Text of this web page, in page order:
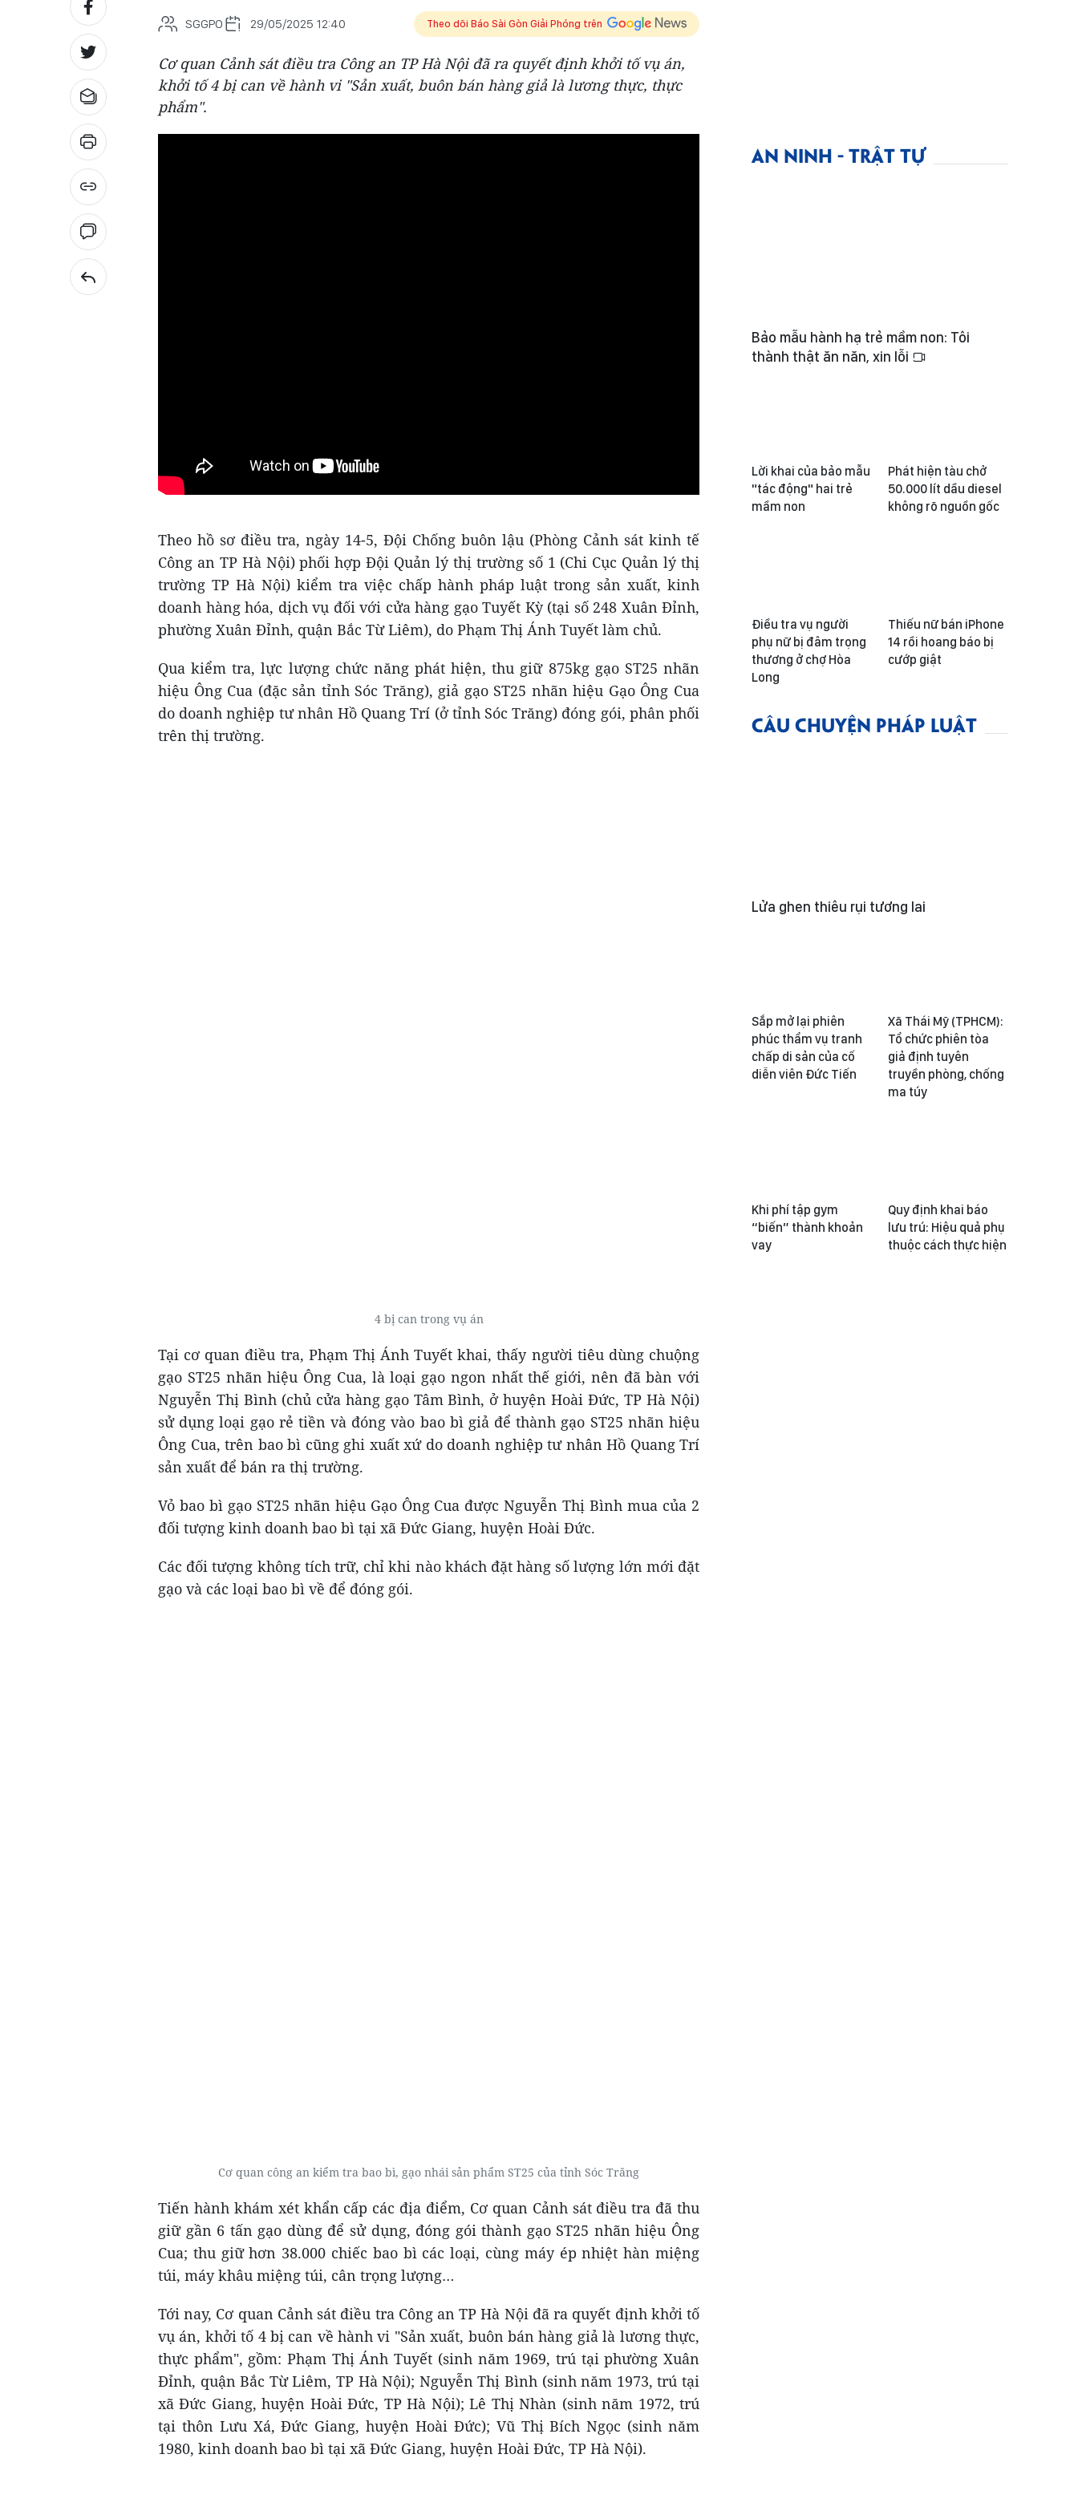
SGGPO 29/05/2025 12:40 Theo dõi Báo Sài Gòn Giải Phóng trên
Cơ quan Cảnh sát điều tra Công an TP Hà Nội đã ra quyết định khởi tố vụ án,
khởi tố 4 bị can về hành vi "Sản xuất, buôn bán hàng giả là lương thực, thực
phẩm".
Theo hồ sơ điều tra, ngày 14-5, Đội Chống buôn lậu (Phòng Cảnh sát kinh tế
Công an TP Hà Nội) phối hợp Đội Quản lý thị trường số 1 (Chi Cục Quản lý thị
trường TP Hà Nội) kiểm tra việc chấp hành pháp luật trong sản xuất, kinh
doanh hàng hóa, dịch vụ đối với cửa hàng gạo Tuyết Kỳ (tại số 248 Xuân Đỉnh,
phường Xuân Đỉnh, quận Bắc Từ Liêm), do Phạm Thị Ánh Tuyết làm chủ.
Qua kiểm tra, lực lượng chức năng phát hiện, thu giữ 875kg gạo ST25 nhãn
hiệu Ông Cua (đặc sản tỉnh Sóc Trăng), giả gạo ST25 nhãn hiệu Gạo Ông Cua
do doanh nghiệp tư nhân Hồ Quang Trí (ở tỉnh Sóc Trăng) đóng gói, phân phối
trên thị trường.
4 bị can trong vụ án
Tại cơ quan điều tra, Phạm Thị Ánh Tuyết khai, thấy người tiêu dùng chuộng
gạo ST25 nhãn hiệu Ông Cua, là loại gạo ngon nhất thế giới, nên đã bàn với
Nguyễn Thị Bình (chủ cửa hàng gạo Tâm Bình, ở huyện Hoài Đức, TP Hà Nội)
sử dụng loại gạo rẻ tiền và đóng vào bao bì giả để thành gạo ST25 nhãn hiệu
Ông Cua, trên bao bì cũng ghi xuất xứ do doanh nghiệp tư nhân Hồ Quang Trí
sản xuất để bán ra thị trường.
Vỏ bao bì gạo ST25 nhãn hiệu Gạo Ông Cua được Nguyễn Thị Bình mua của 2
đối tượng kinh doanh bao bì tại xã Đức Giang, huyện Hoài Đức.
Các đối tượng không tích trữ, chỉ khi nào khách đặt hàng số lượng lớn mới đặt
gạo và các loại bao bì về để đóng gói.
Cơ quan công an kiểm tra bao bì, gạo nhái sản phẩm ST25 của tỉnh Sóc Trăng
Tiến hành khám xét khẩn cấp các địa điểm, Cơ quan Cảnh sát điều tra đã thu
giữ gần 6 tấn gạo dùng để sử dụng, đóng gói thành gạo ST25 nhãn hiệu Ông
Cua; thu giữ hơn 38.000 chiếc bao bì các loại, cùng máy ép nhiệt hàn miệng
túi, máy khâu miệng túi, cân trọng lượng…
Tới nay, Cơ quan Cảnh sát điều tra Công an TP Hà Nội đã ra quyết định khởi tố
vụ án, khởi tố 4 bị can về hành vi "Sản xuất, buôn bán hàng giả là lương thực,
thực phẩm", gồm: Phạm Thị Ánh Tuyết (sinh năm 1969, trú tại phường Xuân
Đỉnh, quận Bắc Từ Liêm, TP Hà Nội); Nguyễn Thị Bình (sinh năm 1973, trú tại
xã Đức Giang, huyện Hoài Đức, TP Hà Nội); Lê Thị Nhàn (sinh năm 1972, trú
tại thôn Lưu Xá, Đức Giang, huyện Hoài Đức); Vũ Thị Bích Ngọc (sinh năm
1980, kinh doanh bao bì tại xã Đức Giang, huyện Hoài Đức, TP Hà Nội).
AN NINH - TRẬT TỰ
Bảo mẫu hành hạ trẻ mầm non: Tôi
thành thật ăn năn, xin lỗi
Lời khai của bảo mẫu
"tác động" hai trẻ
mầm non
Phát hiện tàu chở
50.000 lít dầu diesel
không rõ nguồn gốc
Điều tra vụ người
phụ nữ bị đâm trọng
thương ở chợ Hòa
Long
Thiếu nữ bán iPhone
14 rồi hoang báo bị
cướp giật
CÂU CHUYỆN PHÁP LUẬT
Lửa ghen thiêu rụi tương lai
Sắp mở lại phiên
phúc thẩm vụ tranh
chấp di sản của cố
diễn viên Đức Tiến
Xã Thái Mỹ (TPHCM):
Tổ chức phiên tòa
giả định tuyên
truyền phòng, chống
ma túy
Khi phí tập gym
“biến” thành khoản
vay
Quy định khai báo
lưu trú: Hiệu quả phụ
thuộc cách thực hiện